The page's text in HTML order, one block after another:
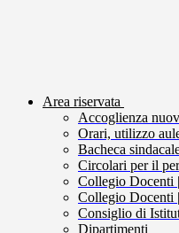
Area riservata
Accoglienza
Orari, utilizzo
Bacheca
Circolari per il
Collegio Docenti
Collegio Docenti
Consiglio di
Dipartimenti